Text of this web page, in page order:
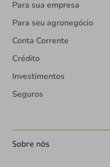
Para sua empresa
Para seu agronegócio
Conta Corrente
Crédito
Investimentos
Seguros
Sobre nós